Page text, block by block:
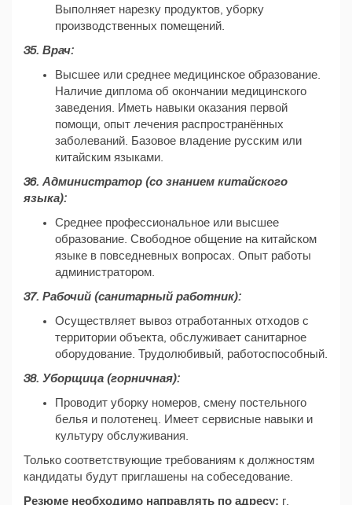
Выполняет нарезку продуктов, уборку
производственных помещений.
35. Врач:
Высшее или среднее медицинское образование.
Наличие диплома об окончании медицинского
заведения. Иметь навыки оказания первой
помощи, опыт лечения распространённых
заболеваний. Базовое владение русским или
китайским языками.
36. Администратор (со знанием китайского
языка):
Среднее профессиональное или высшее
образование. Свободное общение на китайском
языке в повседневных вопросах. Опыт работы
администратором.
37. Рабочий (санитарный работник):
Осуществляет вывоз отработанных отходов с
территории объекта, обслуживает санитарное
оборудование. Трудолюбивый, работоспособный.
38. Уборщица (горничная):
Проводит уборку номеров, смену постельного
белья и полотенец. Имеет сервисные навыки и
культуру обслуживания.
Только соответствующие требованиям к должностям
кандидаты будут приглашены на собеседование.
Резюме необходимо направлять по адресу: г.